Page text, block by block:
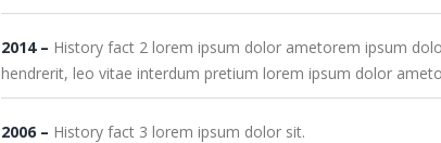
2014– History fact 2 lorem ipsum dolor ametorem ipsum
hendrerit, leo vitae interdum pretium lorem ipsum dolor
2006 – History fact 3 lorem ipsum dolor sit.